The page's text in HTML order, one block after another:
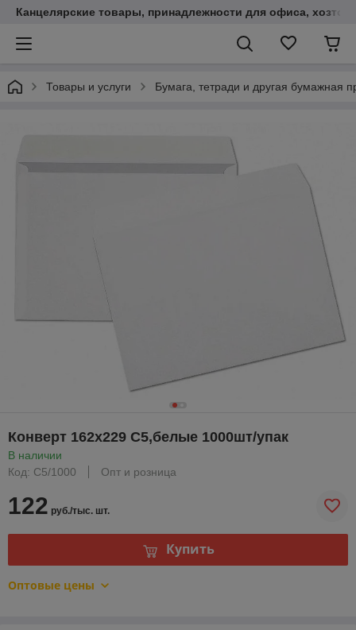
Канцелярские товары, принадлежности для офиса,
Товары и услуги Бумага, тетради и другая бумажная
Конверт 162х229 С5,белые 1000шт/упак
В наличии
Код: С5/1000
Опт и розница
122 руб./тыс. шт.
Купить
Оптовые цены